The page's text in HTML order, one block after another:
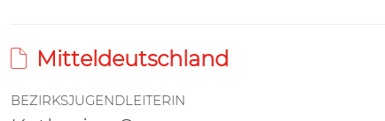
Mitteldeutschland
BEZIRKSJUGENDLEITERIN